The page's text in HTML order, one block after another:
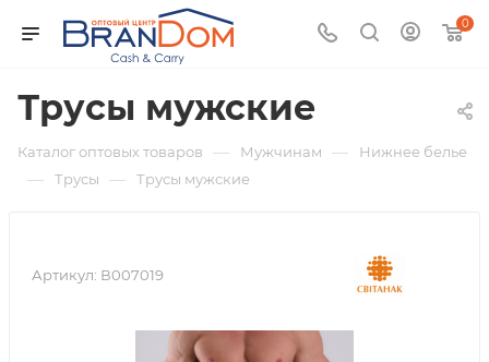
0
Трусы мужские
Каталог оптовых товаров — Мужчинам — Нижнее белье
— Трусы — Трусы мужские
Артикул: В007019